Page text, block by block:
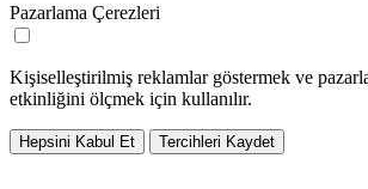
Pazarlama Çerezleri
Kişiselleştirilmiş reklamlar göstermek ve
etkinliğini ölçmek için kullanılır.
Hepsini Kabul Et Tercihleri Kaydet